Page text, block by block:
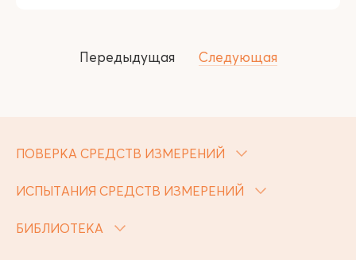
Передыдущая Следующая
ПОВЕРКА СРЕДСТВ ИЗМЕРЕНИЙ
ИСПЫТАНИЯ СРЕДСТВ ИЗМЕРЕНИЙ
БИБЛИОТЕКА